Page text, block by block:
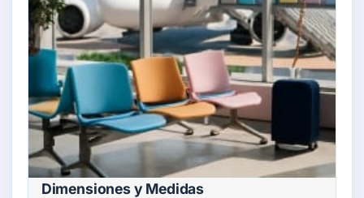
Dimensiones y Medidas